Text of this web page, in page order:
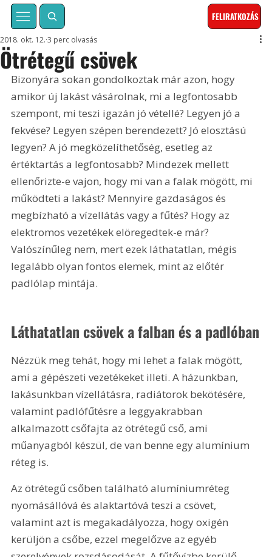
FELIRATKOZÁS
Ötrétegű csövek
2018. okt. 12. 3 perc olvasás
Bizonyára sokan gondolkoztak már azon, hogy
amikor új lakást vásárolnak, mi a legfontosabb
szempont, mi teszi igazán jó vétellé? Legyen jó a
fekvése? Legyen szépen berendezett? Jó elosztású
legyen? A jó megközelíthetőség, esetleg az
értéktartás a legfontosabb? Mindezek mellett
ellenőrizte-e vajon, hogy mi van a falak mögött, mi
működteti a lakást? Mennyire gazdaságos és
megbízható a vízellátás vagy a fűtés? Hogy az
elektromos vezetékek elöregedtek-e már?
Valószínűleg nem, mert ezek láthatatlan, mégis
legalább olyan fontos elemek, mint az előtér
padlólap mintája.
Láthatatlan csövek a falban és a padlóban
Nézzük meg tehát, hogy mi lehet a falak mögött,
ami a gépészeti vezetékeket illeti. A házunkban,
lakásunkban vízellátásra, radiátorok bekötésére,
valamint padlófűtésre a leggyakrabban
alkalmazott csőfajta az ötrétegű cső, ami
műanyagból készül, de van benne egy alumínium
réteg is.
Az ötrétegű csőben található alumíniumréteg
nyomásállóvá és alaktartóvá teszi a csövet,
valamint azt is megakadályozza, hogy oxigén
kerüljön a csőbe, ezzel megelőzve az egyéb